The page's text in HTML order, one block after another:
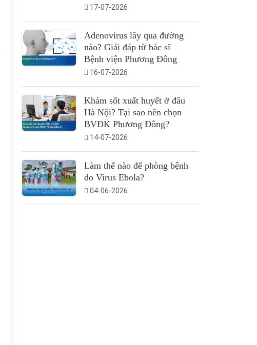
17-07-2026
Adenovirus lây qua đường
nào? Giải đáp từ bác sĩ
Bệnh viện Phương Đông
16-07-2026
Khám sốt xuất huyết ở đâu
Hà Nội? Tại sao nên chọn
BVĐK Phương Đông?
14-07-2026
Làm thế nào để phòng bệnh
do Virus Ebola?
04-06-2026